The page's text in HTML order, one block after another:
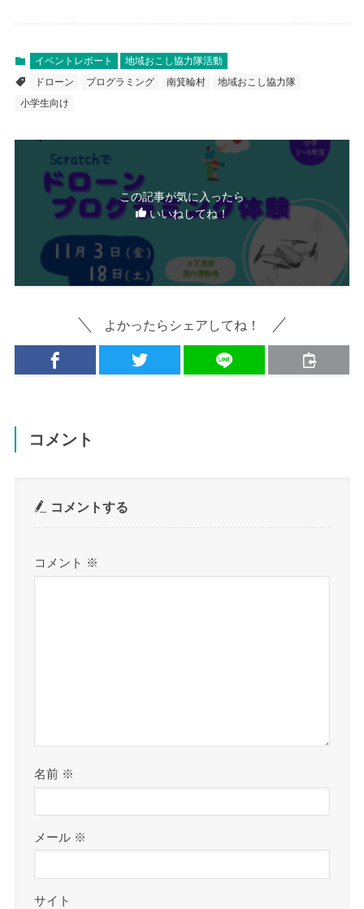
イベントレポート
地域おこし協力隊活動
ドローン
プログラミング 南箕輪村
地域おこし協力隊
小学生向け
この記事が気に入ったら
いいねしてね！
よかったらシェアしてね！
コメント
コメントする
コメント ※
名前 ※
メール ※
サイト